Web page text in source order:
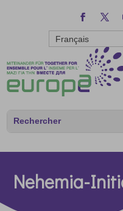
Français
Nehemia-